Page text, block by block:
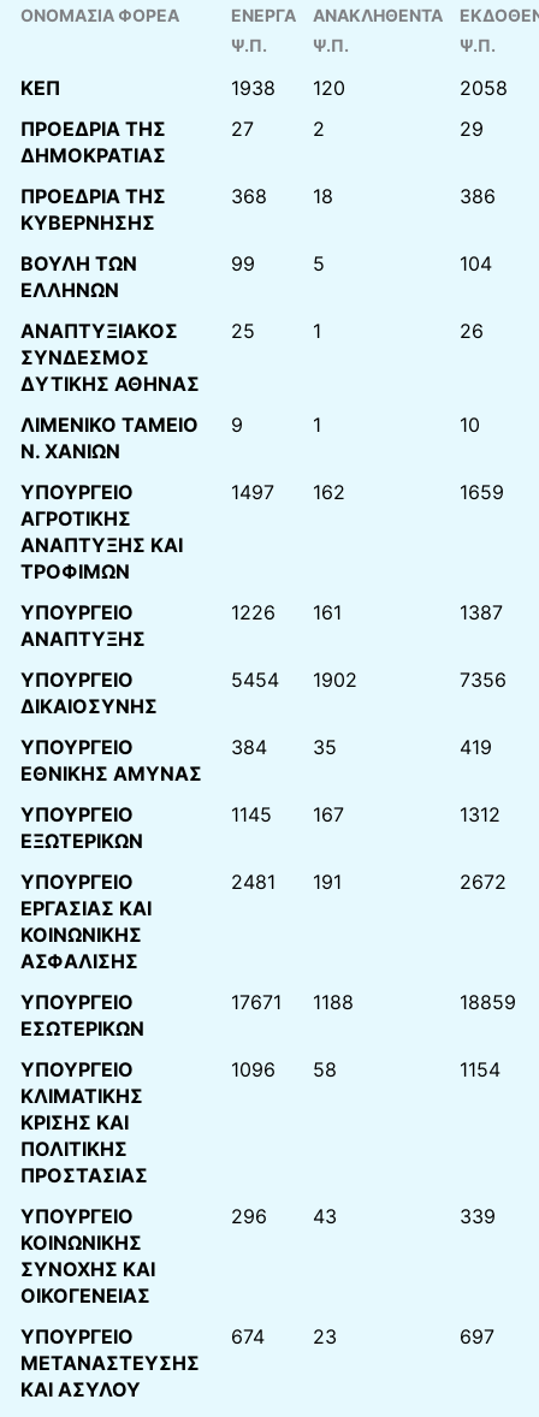
ΟΝΟΜΑΣΙΑ ΦΟΡΕΑ
ΕΝΕΡΓΑ
Ψ.Π.
ΑΝΑΚΛΗΘΕΝΤΑ
Ψ.Π.
Ψ.Π.
ΚΕΠ 1938 120
2058
ΠΡΟΕΔΡΙΑ ΤΗΣ
ΔΗΜΟΚΡΑΤΙΑΣ
27 2 29
ΠΡΟΕΔΡΙΑ ΤΗΣ
ΚΥΒΕΡΝΗΣΗΣ
368 18 386
ΒΟΥΛΗ ΤΩΝ
ΕΛΛΗΝΩΝ
99 5 104
ΑΝΑΠΤΥΞΙΑΚΟΣ
ΣΥΝΔΕΣΜΟΣ
ΔΥΤΙΚΗΣ ΑΘΗΝΑΣ
25 1 26
ΛΙΜΕΝΙΚΟ ΤΑΜΕΙΟ
Ν. ΧΑΝΙΩΝ
9 1 10
ΥΠΟΥΡΓΕΙΟ
ΑΓΡΟΤΙΚΗΣ
ΑΝΑΠΤΥΞΗΣ ΚΑΙ
ΤΡΟΦΙΜΩΝ
1497 162 1659
ΥΠΟΥΡΓΕΙΟ
ΑΝΑΠΤΥΞΗΣ
1226 161 1387
ΥΠΟΥΡΓΕΙΟ
ΔΙΚΑΙΟΣΥΝΗΣ
5454 1902 7356
ΥΠΟΥΡΓΕΙΟ
ΕΘΝΙΚΗΣ ΑΜΥΝΑΣ
384 35 419
ΥΠΟΥΡΓΕΙΟ
ΕΞΩΤΕΡΙΚΩΝ
1145 167 1312
ΥΠΟΥΡΓΕΙΟ
ΕΡΓΑΣΙΑΣ ΚΑΙ
ΚΟΙΝΩΝΙΚΗΣ
ΑΣΦΑΛΙΣΗΣ
2481 191 2672
ΥΠΟΥΡΓΕΙΟ
ΕΣΩΤΕΡΙΚΩΝ
17671 1188 18859
ΥΠΟΥΡΓΕΙΟ
ΚΛΙΜΑΤΙΚΗΣ
ΚΡΙΣΗΣ ΚΑΙ
ΠΟΛΙΤΙΚΗΣ
ΠΡΟΣΤΑΣΙΑΣ
1096 58 1154
ΥΠΟΥΡΓΕΙΟ
ΚΟΙΝΩΝΙΚΗΣ
ΣΥΝΟΧΗΣ ΚΑΙ
ΟΙΚΟΓΕΝΕΙΑΣ
296 43 339
ΥΠΟΥΡΓΕΙΟ
ΜΕΤΑΝΑΣΤΕΥΣΗΣ
ΚΑΙ ΑΣΥΛΟΥ
674 23 697